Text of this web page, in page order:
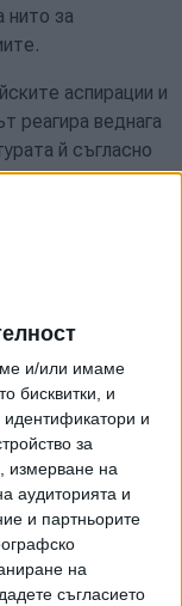
и/или имаме
бисквитки, и
и
за
измерване на
аудиторията и
и партньорите
на
съгласието
нито за
аспирации и
реагира веднага
й съгласно
В очакване на
да
път на
тази
февруари.
Молдова, за
покана към
часа напрегнати
на украинската